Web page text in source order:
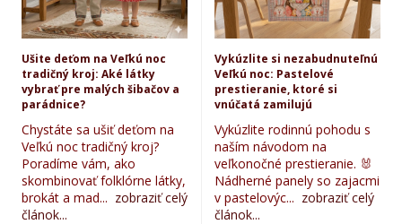
Ušite deťom na Veľkú noc
tradičný kroj: Aké látky
vybrať pre malých šibačov a
parádnice?
Chystáte sa ušiť deťom na
Veľkú noc tradičný kroj?
Poradíme vám, ako
skombinovať folklórne látky,
brokát a mad... zobraziť celý
článok...
Vykúzlite si nezabudnuteľnú
Veľkú noc: Pastelové
prestieranie, ktoré si
vnúčatá zamilujú
Vykúzlite rodinnú pohodu s
naším návodom na
veľkonočné prestieranie. 🐰
Nádherné panely so zajacmi
v pastelovýc... zobraziť celý
článok...